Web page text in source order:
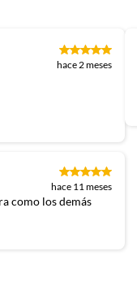
hace 2 meses
hace 11 meses
como los demás